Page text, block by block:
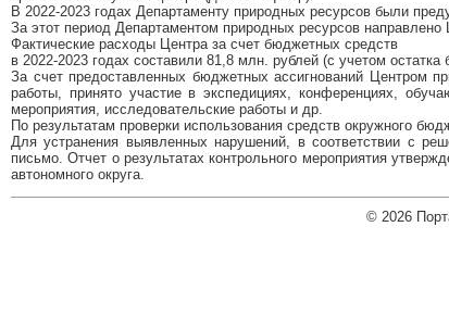
В 2022-2023 годах Департаменту природных ресурсов были
За этот период Департаментом природных ресурсов направлено
Фактические расходы Центра за счет бюджетных средств
в 2022-2023 годах составили 81,8 млн. рублей (с учетом
За счет предоставленных бюджетных ассигнований Центром
работы, принято участие в экспедициях, конференциях,
мероприятия, исследовательские работы и др.
По результатам проверки использования средств окружного
Для устранения выявленных нарушений, в соответствии с
письмо. Отчет о результатах контрольного мероприятия
автономного округа.
© 2026